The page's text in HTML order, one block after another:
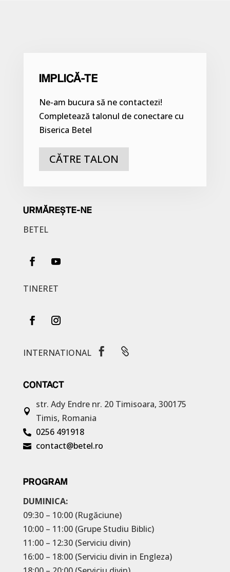
IMPLICĂ-TE
Ne-am bucura să ne contactezi!
Completează talonul de conectare cu
Biserica Betel
CĂTRE TALON
URMĂREȘTE-NE
BETEL
TINERET
INTERNATIONAL  
CONTACT

str. Ady Endre nr. 20 Timisoara, 300175
Timis, Romania
 0256 491918
 contact@betel.ro
PROGRAM
DUMINICA:
09:30 – 10:00 (Rugăciune)
10:00 – 11:00 (Grupe Studiu Biblic)
11:00 – 12:30 (Serviciu divin)
16:00 – 18:00 (Serviciu divin in Engleza)